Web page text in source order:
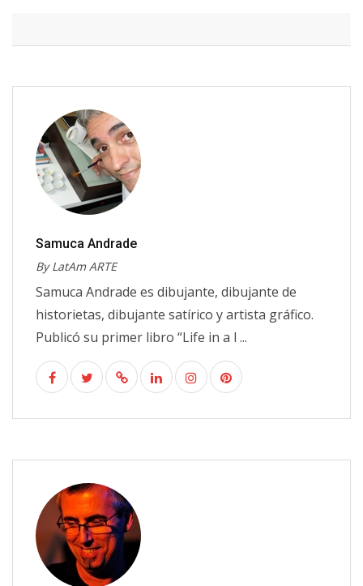
Samuca Andrade
By LatAm ARTE
Samuca Andrade es dibujante, dibujante de
historietas, dibujante satírico y artista gráfico.
Publicó su primer libro “Life in a l ...